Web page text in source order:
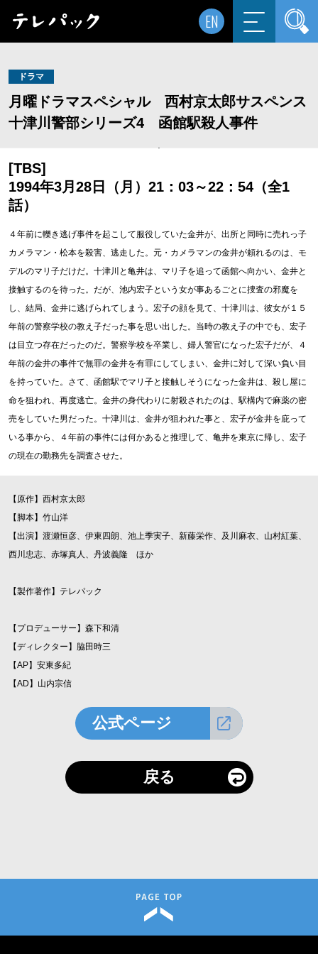
EN
ドラマ
月曜ドラマスペシャル 西村京太郎サスペンス
十津川警部シリーズ4 函館駅殺人事件
[TBS]
1994年3月28日（月）21：03～22：54（全1
話）
４年前に轢き逃げ事件を起こして服役していた金井が、出所と同時に売れっ子
カメラマン・松本を殺害、逃走した。元・カメラマンの金井が頼れるのは、モ
デルのマリ子だけだ。十津川と亀井は、マリ子を追って函館へ向かい、金井と
接触するのを待った。だが、池内宏子という女が事あるごとに捜査の邪魔を
し、結局、金井に逃げられてしまう。宏子の顔を見て、十津川は、彼女が１５
年前の警察学校の教え子だった事を思い出した。当時の教え子の中でも、宏子
は目立つ存在だったのだ。警察学校を卒業し、婦人警官になった宏子だが、４
年前の金井の事件で無罪の金井を有罪にしてしまい、金井に対して深い負い目
を持っていた。さて、函館駅でマリ子と接触しそうになった金井は、殺し屋に
命を狙われ、再度逃亡。金井の身代わりに射殺されたのは、駅構内で麻薬の密
売をしていた男だった。十津川は、金井が狙われた事と、宏子が金井を庇って
いる事から、４年前の事件には何かあると推理して、亀井を東京に帰し、宏子
の現在の勤務先を調査させた。
【原作】西村京太郎
【脚本】竹山洋
【出演】渡瀬恒彦、伊東四朗、池上季実子、新藤栄作、及川麻衣、山村紅葉、
西川忠志、赤塚真人、丹波義隆 ほか
【製作著作】テレパック
【プロデューサー】森下和清
【ディレクター】脇田時三
【AP】安東多紀
【AD】山内宗信
公式ページ
戻る